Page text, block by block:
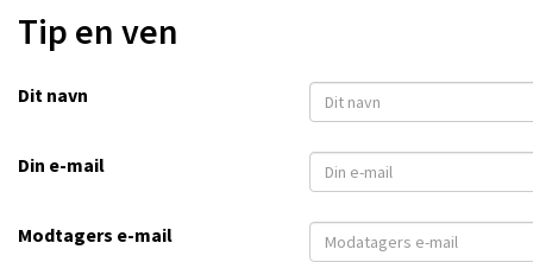
Tip en ven
Dit navn
Din e-mail
Modtagers e-mail